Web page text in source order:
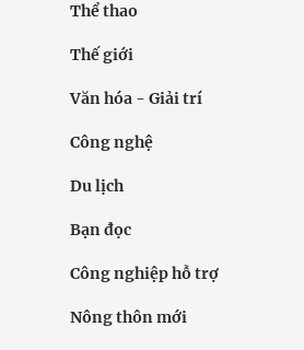
Thể thao
Thế giới
Văn hóa - Giải trí
Công nghệ
Du lịch
Bạn đọc
Công nghiệp hỗ trợ
Nông thôn mới